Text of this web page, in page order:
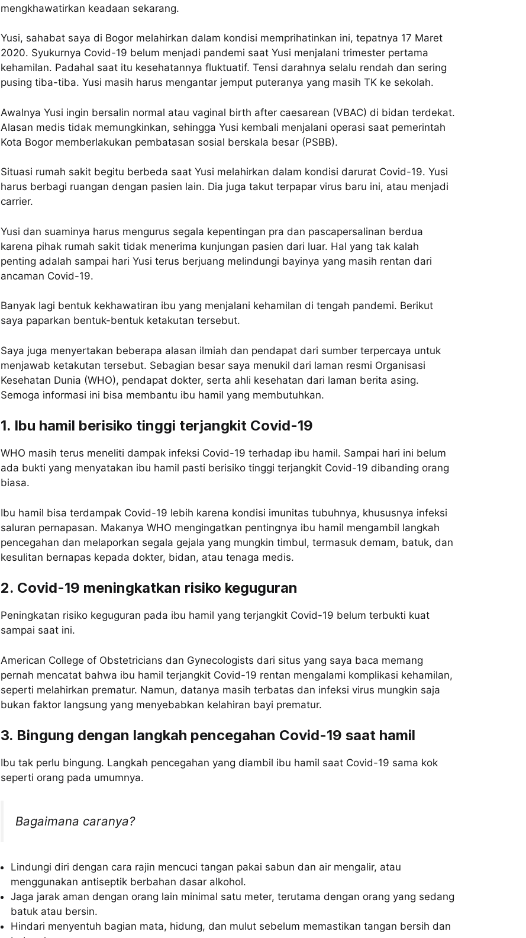
mengkhawatirkan keadaan sekarang.
Yusi, sahabat saya di Bogor melahirkan dalam kondisi memprihatinkan ini, tepatnya 17 Maret
2020. Syukurnya Covid-19 belum menjadi pandemi saat Yusi menjalani trimester pertama
kehamilan. Padahal saat itu kesehatannya fluktuatif. Tensi darahnya selalu rendah dan sering
pusing tiba-tiba. Yusi masih harus mengantar jemput puteranya yang masih TK ke sekolah.
Awalnya Yusi ingin bersalin normal atau vaginal birth after caesarean (VBAC) di bidan terdekat.
Alasan medis tidak memungkinkan, sehingga Yusi kembali menjalani operasi saat pemerintah
Kota Bogor memberlakukan pembatasan sosial berskala besar (PSBB).
Situasi rumah sakit begitu berbeda saat Yusi melahirkan dalam kondisi darurat Covid-19. Yusi
harus berbagi ruangan dengan pasien lain. Dia juga takut terpapar virus baru ini, atau menjadi
carrier.
Yusi dan suaminya harus mengurus segala kepentingan pra dan pascapersalinan berdua
karena pihak rumah sakit tidak menerima kunjungan pasien dari luar. Hal yang tak kalah
penting adalah sampai hari Yusi terus berjuang melindungi bayinya yang masih rentan dari
ancaman Covid-19.
Banyak lagi bentuk kekhawatiran ibu yang menjalani kehamilan di tengah pandemi. Berikut
saya paparkan bentuk-bentuk ketakutan tersebut.
Saya juga menyertakan beberapa alasan ilmiah dan pendapat dari sumber terpercaya untuk
menjawab ketakutan tersebut. Sebagian besar saya menukil dari laman resmi Organisasi
Kesehatan Dunia (WHO), pendapat dokter, serta ahli kesehatan dari laman berita asing.
Semoga informasi ini bisa membantu ibu hamil yang membutuhkan.
1. Ibu hamil berisiko tinggi terjangkit Covid-19
WHO masih terus meneliti dampak infeksi Covid-19 terhadap ibu hamil. Sampai hari ini belum
ada bukti yang menyatakan ibu hamil pasti berisiko tinggi terjangkit Covid-19 dibanding orang
biasa.
Ibu hamil bisa terdampak Covid-19 lebih karena kondisi imunitas tubuhnya, khususnya infeksi
saluran pernapasan. Makanya WHO mengingatkan pentingnya ibu hamil mengambil langkah
pencegahan dan melaporkan segala gejala yang mungkin timbul, termasuk demam, batuk, dan
kesulitan bernapas kepada dokter, bidan, atau tenaga medis.
2. Covid-19 meningkatkan risiko keguguran
Peningkatan risiko keguguran pada ibu hamil yang terjangkit Covid-19 belum terbukti kuat
sampai saat ini.
American College of Obstetricians dan Gynecologists dari situs yang saya baca memang
pernah mencatat bahwa ibu hamil terjangkit Covid-19 rentan mengalami komplikasi kehamilan,
seperti melahirkan prematur. Namun, datanya masih terbatas dan infeksi virus mungkin saja
bukan faktor langsung yang menyebabkan kelahiran bayi prematur.
3. Bingung dengan langkah pencegahan Covid-19 saat hamil
Ibu tak perlu bingung. Langkah pencegahan yang diambil ibu hamil saat Covid-19 sama kok
seperti orang pada umumnya.
Bagaimana caranya?
Lindungi diri dengan cara rajin mencuci tangan pakai sabun dan air mengalir, atau
menggunakan antiseptik berbahan dasar alkohol.
Jaga jarak aman dengan orang lain minimal satu meter, terutama dengan orang yang sedang
batuk atau bersin.
Hindari menyentuh bagian mata, hidung, dan mulut sebelum memastikan tangan bersih dan